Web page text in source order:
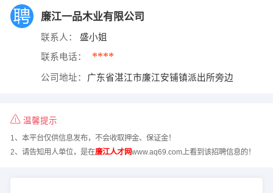
廉江一品木业有限公司
联系人： 盛小姐
联系电话： ****
公司地址： 广东省湛江市廉江安铺镇派出所旁边
温馨提示
1、本平台仅供信息发布，不会收取押金、保证金！
2、请告知用人单位，是在廉江人才网www.aq69.com上看到该招聘信息的！